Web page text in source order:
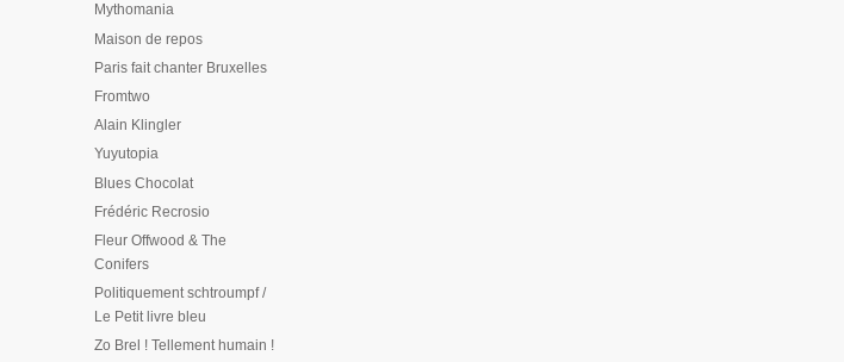
Mythomania
Maison de repos
Paris fait chanter Bruxelles
Fromtwo
Alain Klingler
Yuyutopia
Blues Chocolat
Frédéric Recrosio
Fleur Offwood & The
Conifers
Politiquement schtroumpf /
Le Petit livre bleu
Zo Brel ! Tellement humain !